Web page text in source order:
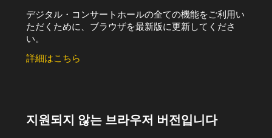
デジタル・コンサートホールの全ての機能をご利用い
ただくために、ブラウザを最新版に更新してくださ
い。
詳細はこちら
지원되지 않는 브라우저 버전입니다